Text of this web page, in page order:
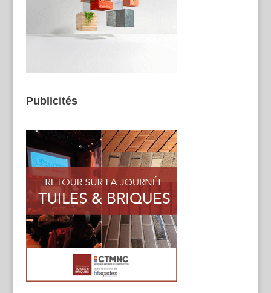
Publicités